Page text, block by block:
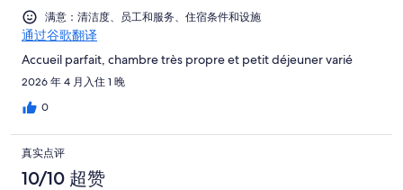
满意：清洁度、员工和服务、住宿条件和设施
通过谷歌翻译
Accueil parfait, chambre très propre et petit déjeuner varié
2026 年 4 月入住 1 晚
0
真实点评
10/10 超赞